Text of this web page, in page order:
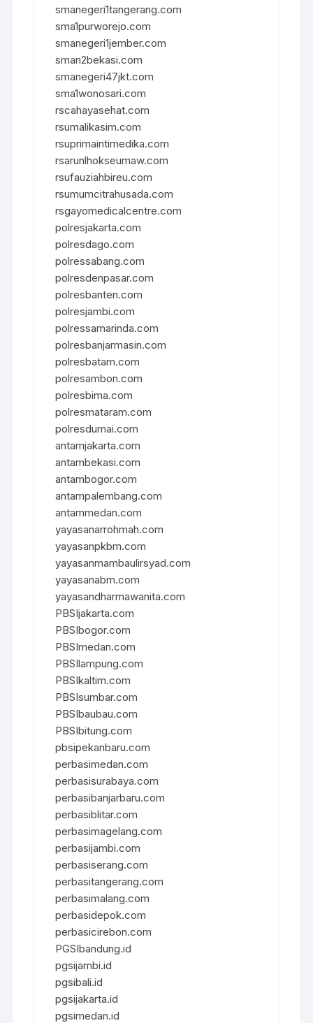
smanegeri1tangerang.com
sma1purworejo.com
smanegeri1jember.com
sman2bekasi.com
smanegeri47jkt.com
sma1wonosari.com
rscahayasehat.com
rsumalikasim.com
rsuprimaintimedika.com
rsarunlhokseumaw.com
rsufauziahbireu.com
rsumumcitrahusada.com
rsgayomedicalcentre.com
polresjakarta.com
polresdago.com
polressabang.com
polresdenpasar.com
polresbanten.com
polresjambi.com
polressamarinda.com
polresbanjarmasin.com
polresbatam.com
polresambon.com
polresbima.com
polresmataram.com
polresdumai.com
antamjakarta.com
antambekasi.com
antambogor.com
antampalembang.com
antammedan.com
yayasanarrohmah.com
yayasanpkbm.com
yayasanmambaulirsyad.com
yayasanabm.com
yayasandharmawanita.com
PBSIjakarta.com
PBSIbogor.com
PBSImedan.com
PBSIlampung.com
PBSIkaltim.com
PBSIsumbar.com
PBSIbaubau.com
PBSIbitung.com
pbsipekanbaru.com
perbasimedan.com
perbasisurabaya.com
perbasibanjarbaru.com
perbasiblitar.com
perbasimagelang.com
perbasijambi.com
perbasiserang.com
perbasitangerang.com
perbasimalang.com
perbasidepok.com
perbasicirebon.com
PGSIbandung.id
pgsijambi.id
pgsibali.id
pgsijakarta.id
pgsimedan.id